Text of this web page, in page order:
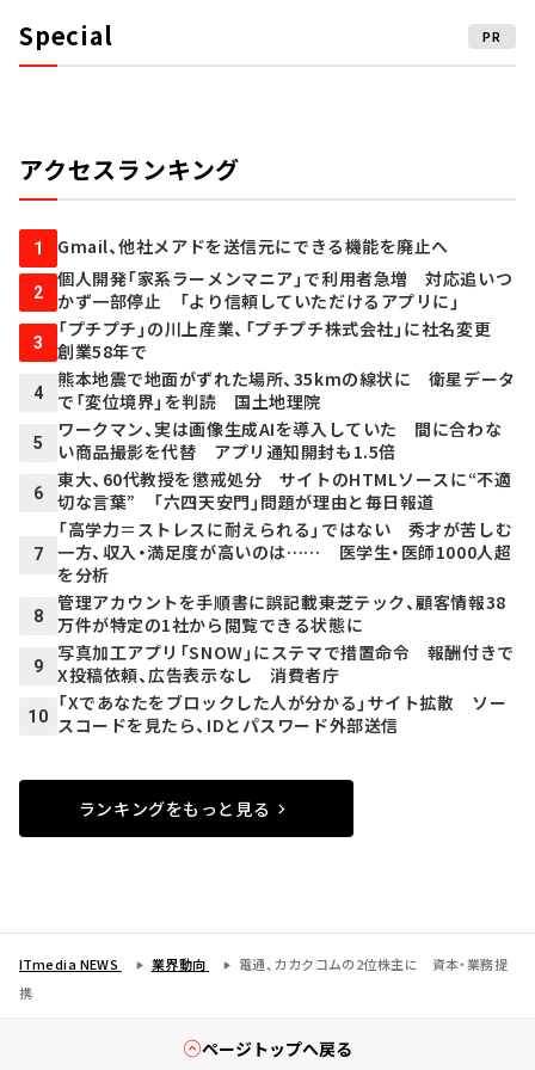
Special PR
アクセスランキング
1 Gmail、他社メアドを送信元にできる機能を廃止へ
2
個人開発「家系ラーメンマニア」で利用者急増 対応追いつ
かず一部停止 「より信頼していただけるアプリに」
3
「プチプチ」の川上産業、「プチプチ株式会社」に社名変更
創業58年で
4
熊本地震で地面がずれた場所、35kmの線状に 衛星データ
で「変位境界」を判読 国土地理院
5
ワークマン、実は画像生成AIを導入していた 間に合わな
い商品撮影を代替 アプリ通知開封も1.5倍
6
東大、60代教授を懲戒処分 サイトのHTMLソースに“不適
切な言葉” 「六四天安門」問題が理由と毎日報道
7
「高学力＝ストレスに耐えられる」ではない 秀才が苦しむ
一方、収入・満足度が高いのは…… 医学生・医師1000人超
を分析
8
管理アカウントを手順書に誤記載――東芝テック、顧客情報38
万件が特定の1社から閲覧できる状態に
9
写真加工アプリ「SNOW」にステマで措置命令 報酬付きで
X投稿依頼、広告表示なし 消費者庁
10
「Xであなたをブロックした人が分かる」サイト拡散 ソー
スコードを見たら、IDとパスワード外部送信
ランキングをもっと見る
ITmedia NEWS 業界動向
電通、カカクコムの2位株主に 資本・業務提
携
ページトップへ戻る